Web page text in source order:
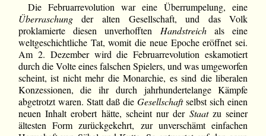
Die Februarrevolution war eine Überrumpelung, eine
Überraschungder alten Gesellschaft, und das Volk
proklamierte diesen unverhofften Handstreichals eine
weltgeschichtliche Tat, womit die neue Epoche eröffnet sei.
Am 2. Dezember wird die Februarrevolution eskamotiert
durch die Volte eines falschen Spielers, und was umgeworfen
scheint, ist nicht mehr die Monarchie, es sind die liberalen
Konzessionen, die ihr durch jahrhundertelange Kämpfe
abgetrotzt waren. Statt daß dieGesellschaftselbst sich einen
neuen Inhalt erobert hätte, scheint nur der Staatzu seiner
ältesten Form zurückgekehrt, zur unverschämt einfachen